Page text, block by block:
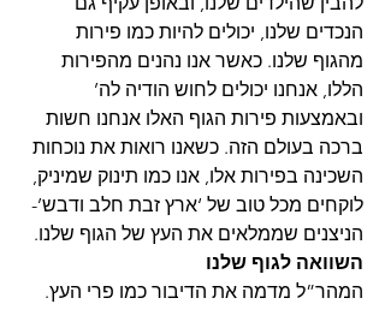
הנכדים שלנו, יכולים להיות כמו פירות
מהגוף שלנו. כאשר אנו נהנים מהפירות
הללו, אנחנו יכולים לחוש הודיה לה’
ובאמצעות פירות הגוף האלו אנחנו חשות
ברכה בעולם הזה. כשאנו רואות את נוכחות
השכינה בפירות אלו, אנו כמו תינוק שמיניק,
לוקחים מכל טוב של ‘ארץ זבת חלב ודבש’-
הניצנים שממלאים את העץ של הגוף שלנו.
השוואה לגוף שלנו
המהר”ל מדמה את הדיבור כמו פרי העץ.